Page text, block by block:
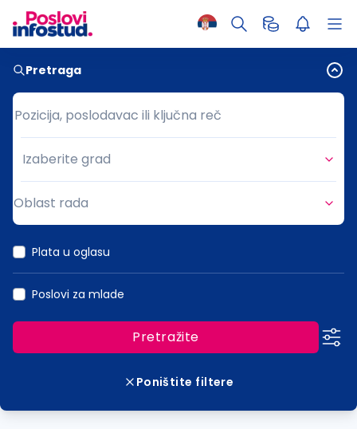
Pretraga
Pozicija, poslodavac ili ključna reč
Pozicija, poslodavac ili ključna reč
Grad
Izaberite grad
Oblast rada
Plata u oglasu
Poslovi za mlade
Pretražite
Poništite filtere